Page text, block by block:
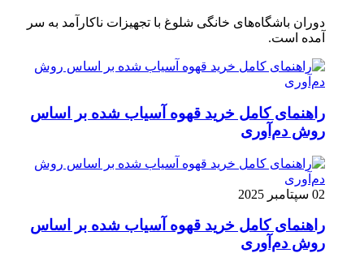
دوران باشگاه‌های خانگی شلوغ با تجهیزات ناکارآمد به سر
آمده است.
راهنمای کامل خرید قهوه آسیاب شده بر اساس
روش دم‌آوری
02 سپتامبر 2025
راهنمای کامل خرید قهوه آسیاب شده بر اساس
روش دم‌آوری